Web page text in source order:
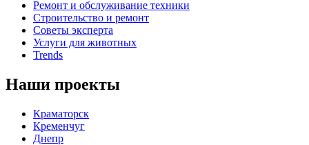
Ремонт и обслуживание техники
Строительство и ремонт
Советы эксперта
Услуги для животных
Trends
Наши проекты
Краматорск
Кременчуг
Днепр